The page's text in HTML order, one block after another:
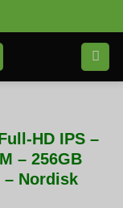
HD IPS –
– 256GB
– Nordisk